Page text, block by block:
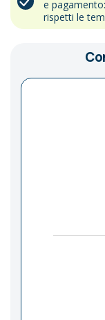
e
rispetti le